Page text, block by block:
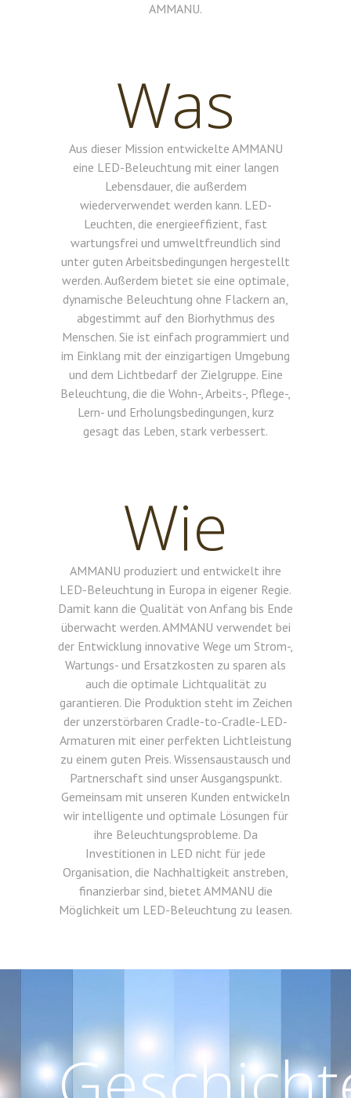
AMMANU.
Was
Aus dieser Mission entwickelte AMMANU
eine LED-Beleuchtung mit einer langen
Lebensdauer, die außerdem
wiederverwendet werden kann. LED-
Leuchten, die energieeffizient, fast
wartungsfrei und umweltfreundlich sind
unter guten Arbeitsbedingungen hergestellt
werden. Außerdem bietet sie eine optimale,
dynamische Beleuchtung ohne Flackern an,
abgestimmt auf den Biorhythmus des
Menschen. Sie ist einfach programmiert und
im Einklang mit der einzigartigen Umgebung
und dem Lichtbedarf der Zielgruppe. Eine
Beleuchtung, die die Wohn-, Arbeits-, Pflege-,
Lern- und Erholungsbedingungen, kurz
gesagt das Leben, stark verbessert.
Wie
AMMANU produziert und entwickelt ihre
LED-Beleuchtung in Europa in eigener Regie.
Damit kann die Qualität von Anfang bis Ende
überwacht werden. AMMANU verwendet bei
der Entwicklung innovative Wege um Strom-,
Wartungs- und Ersatzkosten zu sparen als
auch die optimale Lichtqualität zu
garantieren. Die Produktion steht im Zeichen
der unzerstörbaren Cradle-to-Cradle-LED-
Armaturen mit einer perfekten Lichtleistung
zu einem guten Preis. Wissensaustausch und
Partnerschaft sind unser Ausgangspunkt.
Gemeinsam mit unseren Kunden entwickeln
wir intelligente und optimale Lösungen für
ihre Beleuchtungsprobleme. Da
Investitionen in LED nicht für jede
Organisation, die Nachhaltigkeit anstreben,
finanzierbar sind, bietet AMMANU die
Möglichkeit um LED-Beleuchtung zu leasen.